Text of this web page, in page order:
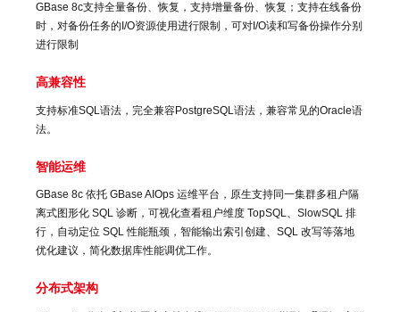
GBase 8c支持全量备份、恢复，支持增量备份、恢复；支持在线备份
时，对备份任务的I/O资源使用进行限制，可对I/O读和写备份操作分别
进行限制
高兼容性
支持标准SQL语法，完全兼容PostgreSQL语法，兼容常见的Oracle语
法。
智能运维
GBase 8c 依托 GBase AIOps 运维平台，原生支持同一集群多租户隔
离式图形化 SQL 诊断，可视化查看租户维度 TopSQL、SlowSQL 排
行，自动定位 SQL 性能瓶颈，智能输出索引创建、SQL 改写等落地
优化建议，简化数据库性能调优工作。
分布式架构